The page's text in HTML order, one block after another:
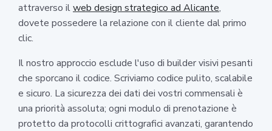
attraverso ilweb design strategico ad Alicante,
dovete possedere la relazione con il cliente dal primo
clic.
Il nostro approccio esclude l'uso di builder visivi pesanti
che sporcano il codice. Scriviamo codice pulito, scalabile
e sicuro. La sicurezza dei dati dei vostri commensali è
una priorità assoluta; ogni modulo di prenotazione è
protetto da protocolli crittografici avanzati, garantendo